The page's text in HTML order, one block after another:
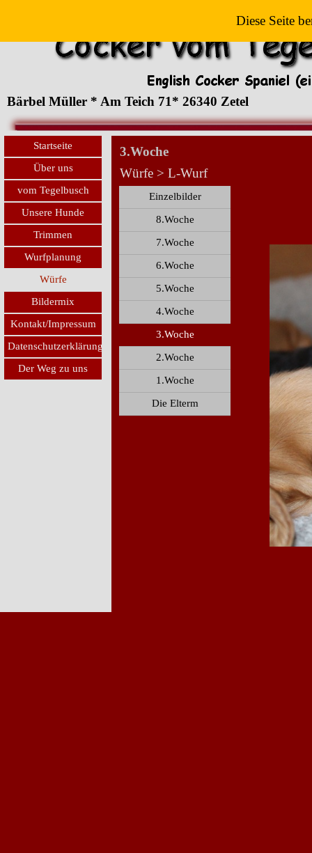
Diese Seite
Bärbel Müller * Am Teich 71* 26340 Zetel
Startseite
Über uns
vom Tegelbusch
Unsere Hunde
Trimmen
Wurfplanung
Würfe
Bildermix
Kontakt/Impressum
Datenschutzerklärung
Der Weg zu uns
3.Woche
Würfe > L-Wurf
Einzelbilder
8.Woche
7.Woche
6.Woche
5.Woche
4.Woche
3.Woche
2.Woche
1.Woche
Die Elterm